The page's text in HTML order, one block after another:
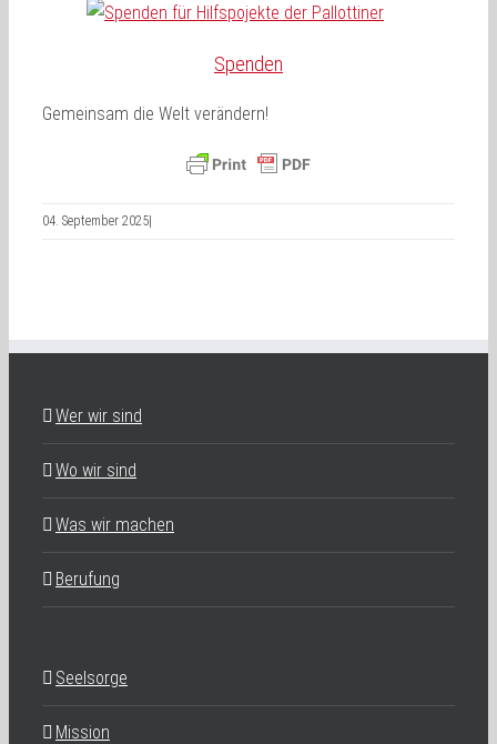
Spenden
Gemeinsam die Welt verändern!
04. September 2025
Wer wir sind
Wo wir sind
Was wir machen
Berufung
Seelsorge
Mission